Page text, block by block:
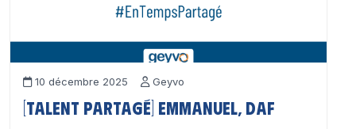
10 décembre 2025 Geyvo
[Talent partagé] Emmanuel, DAF